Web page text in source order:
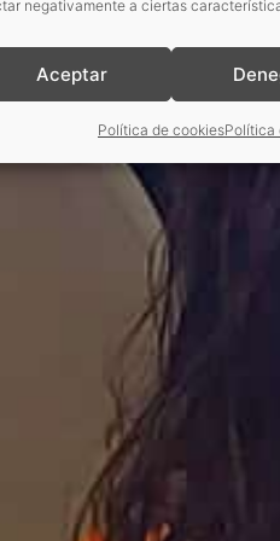
negativamente a ciertas
Aceptar
Política de cookiesPolítica